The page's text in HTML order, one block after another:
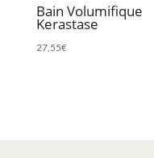
Bain Volumifique
Kerastase
27,55€